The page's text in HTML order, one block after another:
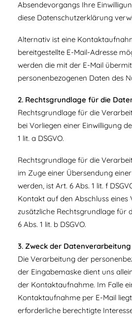
Absendevorgangs Ihre
diese Datenschutzerklärung
Alternativ ist eine
bereitgestellte E-Mail-Adresse
werden die mit der E-Mail
personenbezogenen Daten des
2. Rechtsgrundlage für die
Rechtsgrundlage für die
bei Vorliegen einer Einwilligung
1 lit. a DSGVO.
Rechtsgrundlage für die
im Zuge einer Übersendung
werden, ist Art. 6 Abs. 1 lit. f
Kontakt auf den Abschluss eines
zusätzliche Rechtsgrundlage für
6 Abs. 1 lit. b DSGVO.
3. Zweck der Datenverarbeitung
Die Verarbeitung der
der Eingabemaske dient uns
der Kontaktaufnahme. Im Falle
Kontaktaufnahme per E-Mail
erforderliche berechtigte